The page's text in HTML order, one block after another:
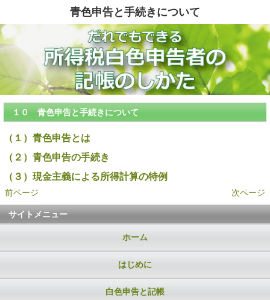
青色申告と手続きについて
１０ 青色申告と手続きについて
（１）青色申告とは
（２）青色申告の手続き
（３）現金主義による所得計算の特例
前ページ 次ページ
サイトメニュー
ホーム
はじめに
白色申告と記帳